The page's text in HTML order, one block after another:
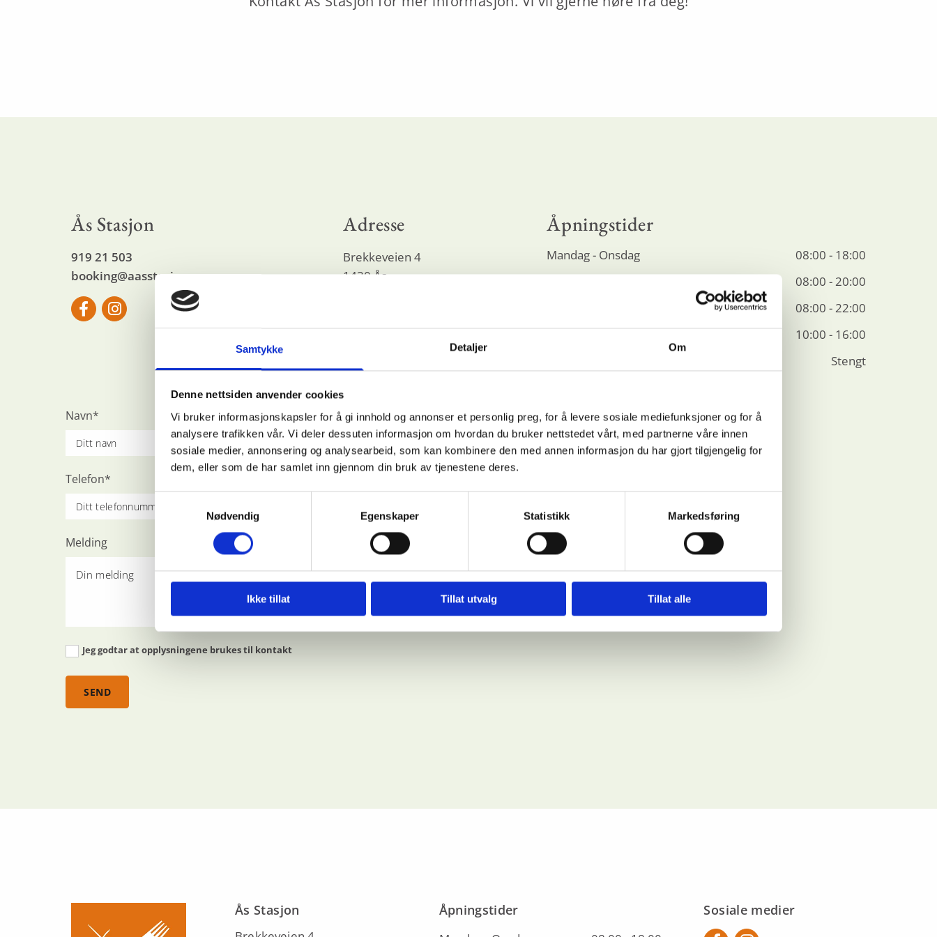
Samtykke Detaljer Om
Denne nettsiden anvender cookies
Vi bruker informasjonskapsler for å gi innhold og annonser et personlig preg, for å levere sosiale mediefunksjoner og for å
analysere trafikken vår. Vi deler dessuten informasjon om hvordan du bruker nettstedet vårt, med partnerne våre innen
sosiale medier, annonsering og analysearbeid, som kan kombinere den med annen informasjon du har gjort tilgjengelig for
dem, eller som de har samlet inn gjennom din bruk av tjenestene deres.
Nødvendig
Egenskaper Statistikk Markedsføring
Ikke tillat Tillat utvalg Tillat alle
Ås Stasjon
919 21 503
booking@aasstasjon.no
Adresse
Brekkeveien 4
1430 Ås
Åpningstider
Mandag - Onsdag
08:00 - 18:00
08:00 - 20:00
08:00 - 22:00
10:00 - 16:00
Stengt
Navn*
Telefon*
Melding
Jeg godtar at opplysningene brukes til kontakt
Ås Stasjon Åpningstider Sosiale medier